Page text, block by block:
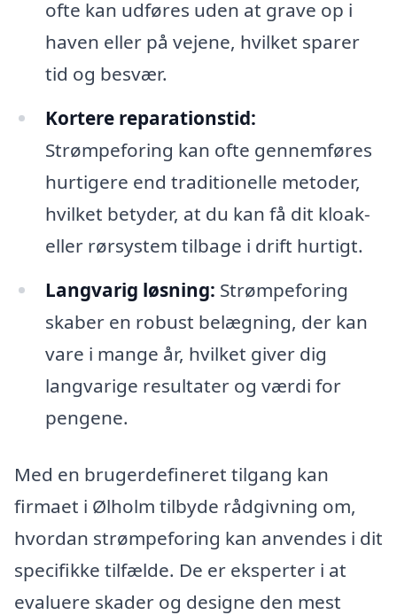
ofte kan udføres uden at grave op i
haven eller på vejene, hvilket sparer
tid og besvær.
Kortere reparationstid:
Strømpeforing kan ofte gennemføres
hurtigere end traditionelle metoder,
hvilket betyder, at du kan få dit kloak-
eller rørsystem tilbage i drift hurtigt.
Langvarig løsning: Strømpeforing
skaber en robust belægning, der kan
vare i mange år, hvilket giver dig
langvarige resultater og værdi for
pengene.
Med en brugerdefineret tilgang kan
firmaet i Ølholm tilbyde rådgivning om,
hvordan strømpeforing kan anvendes i dit
specifikke tilfælde. De er eksperter i at
evaluere skader og designe den mest